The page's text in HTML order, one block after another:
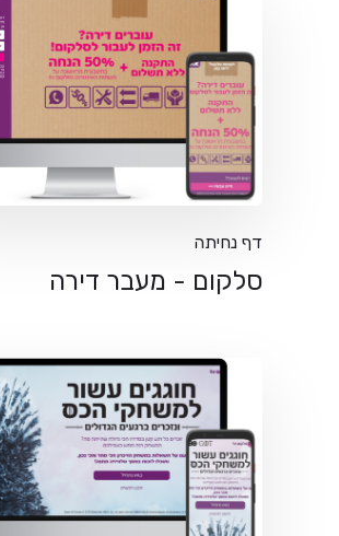
דף נחיתה
סלקום - מעבר דירה